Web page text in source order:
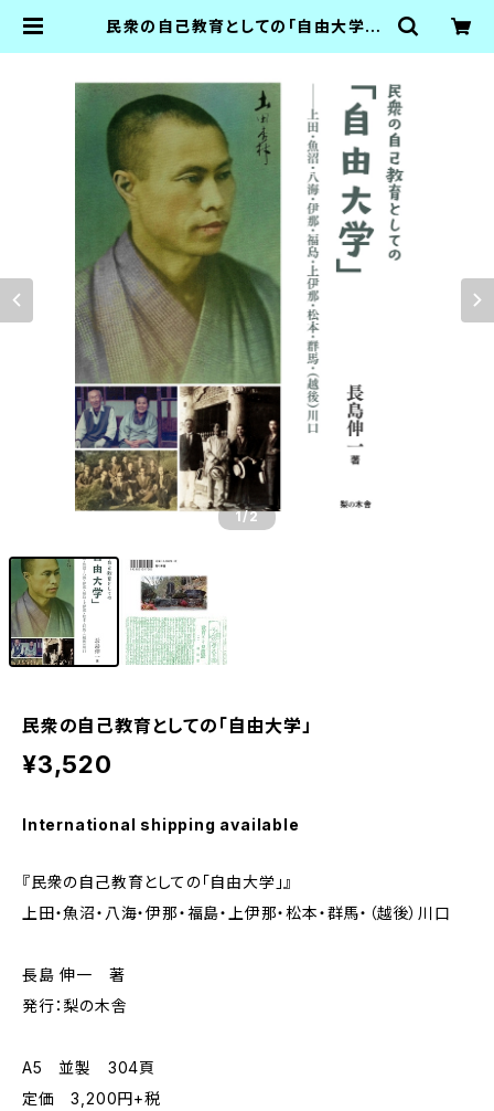
民衆の自己教育としての「自由大学」 |
1/2
民衆の自己教育としての「自由大学」
¥3,520
International shipping available
『民衆の自己教育としての「自由大学」』
上田・魚沼・八海・伊那・福島・上伊那・松本・群馬・（越後）川口
長島 伸一 著
発行：梨の木舎
A5 並製 304頁
定価 3,200円+税